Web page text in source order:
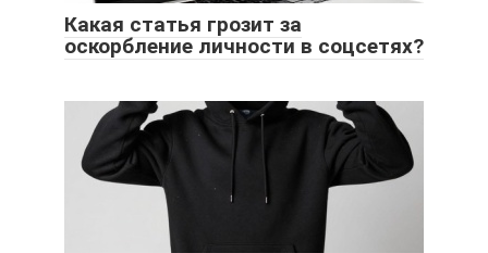
Какая статья грозит за
оскорбление личности в соцсетях?